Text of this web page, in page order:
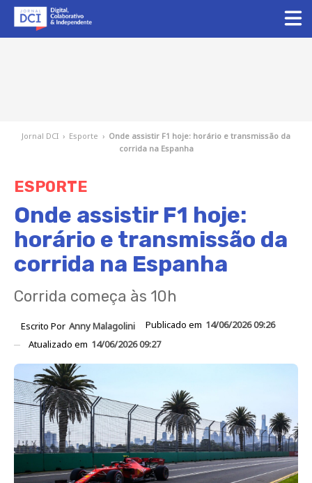
Jornal DCI › Esporte › Onde assistir F1 hoje: horário e transmissão da
corrida na Espanha
ESPORTE
Onde assistir F1 hoje:
horário e transmissão da
corrida na Espanha
Corrida começa às 10h
Escrito Por Anny Malagolini Publicado em 14/06/2026 09:26
Atualizado em 14/06/2026 09:27